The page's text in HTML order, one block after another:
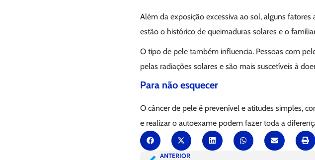
Além da exposição excessiva ao sol, alguns
estão o histórico de queimaduras solares e o
O tipo de pele também influencia. Pessoas com
pelas radiações solares e são mais suscetíveis à
Para não esquecer
O câncer de pele é prevenível e atitudes simples,
e realizar o autoexame podem fazer toda a
ANTERIOR